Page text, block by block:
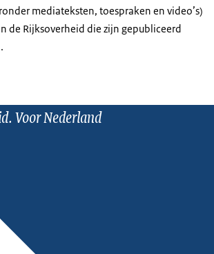
mediateksten, toespraken en video’s)
de Rijksoverheid die zijn gepubliceerd
Voor Nederland